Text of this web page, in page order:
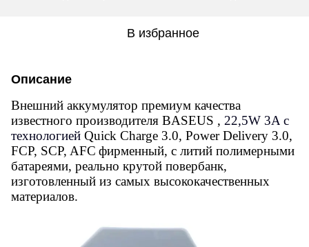
В избранное
Описание
Внешний аккумулятор премиум качества
известного производителя BASEUS , 22,5W 3A с
технологией Quick Charge 3.0, Power Delivery 3.0,
FCP, SCP, AFC фирменный, с литий полимерными
батареями, реально крутой повербанк,
изготовленный из самых высококачественных
материалов.